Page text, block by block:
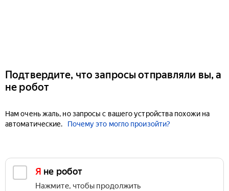
Подтвердите, что запросы отправляли вы, а
не робот
Нам очень жаль, но запросы с вашего устройства похожи на
автоматические.
Почему это могло произойти?
Я не робот
Нажмите, чтобы продолжить